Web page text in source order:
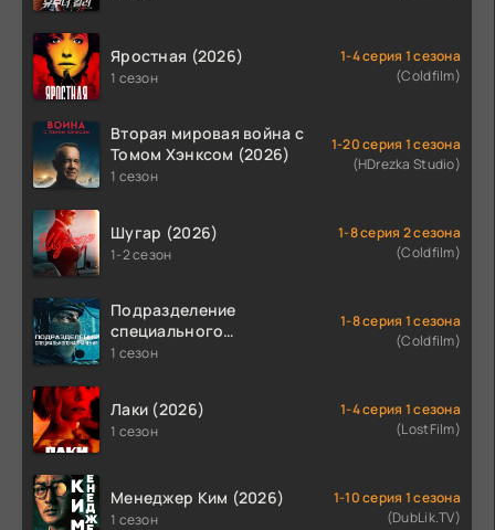
Яростная (2026)
1 сезон
1-4 серия 1 сезона
(Coldfilm)
Вторая мировая война с
Томом Хэнксом (2026)
1 сезон
1-20 серия 1 сезона
(HDrezka Studio)
Шугар (2026)
1-2 сезон
1-8 серия 2 сезона
(Coldfilm)
Подразделение
специального
назначения (2026)
1 сезон
1-8 серия 1 сезона
(Coldfilm)
Лаки (2026)
1 сезон
1-4 серия 1 сезона
(LostFilm)
Менеджер Ким (2026)
1 сезон
1-10 серия 1 сезона
(DubLik.TV)